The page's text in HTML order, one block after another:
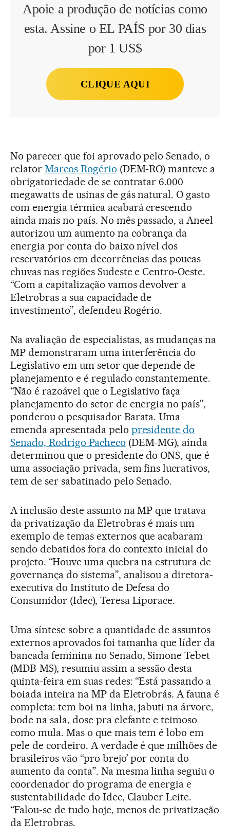
Apoie a produção de notícias como
esta. Assine o EL PAÍS por 30 dias
por 1 US$
CLIQUE AQUI
No parecer que foi aprovado pelo Senado, o
relator Marcos Rogério (DEM-RO) manteve a
obrigatoriedade de se contratar 6.000
megawatts de usinas de gás natural. O gasto
com energia térmica acabará crescendo
ainda mais no país. No mês passado, a Aneel
autorizou um aumento na cobrança da
energia por conta do baixo nível dos
reservatórios em decorrências das poucas
chuvas nas regiões Sudeste e Centro-Oeste.
“Com a capitalização vamos devolver a
Eletrobras a sua capacidade de
investimento”, defendeu Rogério.
Na avaliação de especialistas, as mudanças na
MP demonstraram uma interferência do
Legislativo em um setor que depende de
planejamento e é regulado constantemente.
“Não é razoável que o Legislativo faça
planejamento do setor de energia no país”,
ponderou o pesquisador Barata. Uma
emenda apresentada pelo presidente do
Senado, Rodrigo Pacheco (DEM-MG), ainda
determinou que o presidente do ONS, que é
uma associação privada, sem fins lucrativos,
tem de ser sabatinado pelo Senado.
A inclusão deste assunto na MP que tratava
da privatização da Eletrobras é mais um
exemplo de temas externos que acabaram
sendo debatidos fora do contexto inicial do
projeto. “Houve uma quebra na estrutura de
governança do sistema”, analisou a diretora-
executiva do Instituto de Defesa do
Consumidor (Idec), Teresa Liporace.
Uma síntese sobre a quantidade de assuntos
externos aprovados foi tamanha que líder da
bancada feminina no Senado, Simone Tebet
(MDB-MS), resumiu assim a sessão desta
quinta-feira em suas redes: “Está passando a
boiada inteira na MP da Eletrobrás. A fauna é
completa: tem boi na linha, jabuti na árvore,
bode na sala, dose pra elefante e teimoso
como mula. Mas o que mais tem é lobo em
pele de cordeiro. A verdade é que milhões de
brasileiros vão “pro brejo’ por conta do
aumento da conta”. Na mesma linha seguiu o
coordenador do programa de energia e
sustentabilidade do Idec, Clauber Leite.
“Falou-se de tudo hoje, menos de privatização
da Eletrobras.